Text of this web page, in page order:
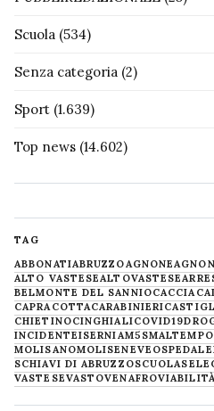
Scuola (534)
Senza categoria (2)
Sport (1.639)
Top news (14.602)
TAG
ABBONATIABRUZZOAGNONE
ALTO VASTESEALTOVASTESE
BELMONTE DEL SANNIOCACCIA
CAPRACOTTACARABINIERI
CHIETINOCINGHIALICOVID19
INCIDENTEISERNIAM5SMALTEMPO
MOLISANOMOLISENEVE OSPEDALE
SCHIAVI DI ABRUZZOSCUOLA
VASTESEVASTOVENAFROVIABILITÀ